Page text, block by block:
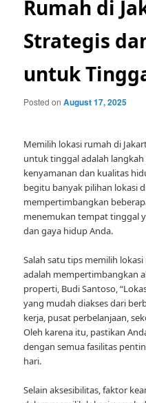
Rumah di
Strategis
untuk
Posted onAugust 17, 2025
Memilih lokasi rumah di
untuk tinggal adalah
kenyamanan dan kualitas
begitu banyak pilihan lokasi
mempertimbangkan
menemukan tempat tinggal
dan gaya hidup Anda.
Salah satu tips memilih
adalah mempertimbangkan
properti, Budi Santoso,
yang mudah diakses dari
kerja, pusat perbelanjaan,
Oleh karena itu, pastikan
dengan semua fasilitas
hari.
Selain aksesibilitas, faktor